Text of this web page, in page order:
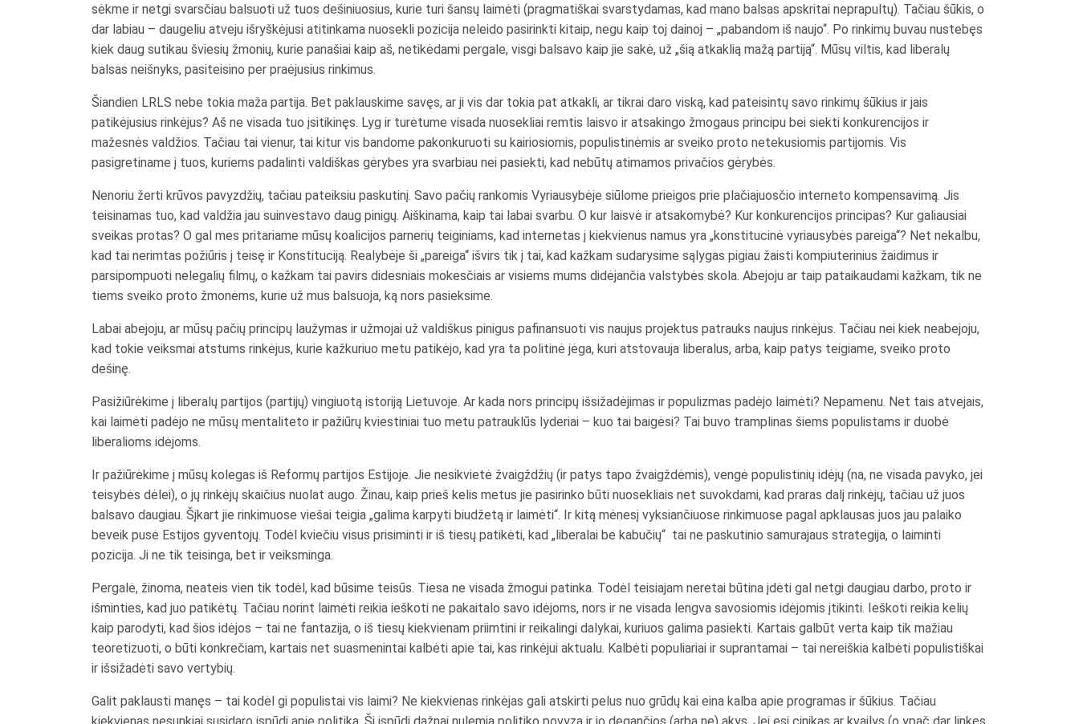
sėkme ir netgi svarsčiau balsuoti už tuos dešiniuosius, kurie turi šansų laimėti (pragmatiškai svarstydamas, kad mano balsas apskritai neprapultų). Tačiau šūkis, o
dar labiau – daugeliu atveju išryškėjusi atitinkama nuosekli pozicija neleido pasirinkti kitaip, negu kaip toj dainoj – „pabandom iš naujo“. Po rinkimų buvau nustebęs
kiek daug sutikau šviesių žmonių, kurie panašiai kaip aš, netikėdami pergale, visgi balsavo kaip jie sakė, už „šią atkaklią mažą partiją“. Mūsų viltis, kad liberalų
balsas neišnyks, pasiteisino per praėjusius rinkimus.
Šiandien LRLS nebe tokia maža partija. Bet paklauskime savęs, ar ji vis dar tokia pat atkakli, ar tikrai daro viską, kad pateisintų savo rinkimų šūkius ir jais
patikėjusius rinkėjus? Aš ne visada tuo įsitikinęs. Lyg ir turėtume visada nuosekliai remtis laisvo ir atsakingo žmogaus principu bei siekti konkurencijos ir
mažesnės valdžios. Tačiau tai vienur, tai kitur vis bandome pakonkuruoti su kairiosiomis, populistinėmis ar sveiko proto netekusiomis partijomis. Vis
pasigretiname į tuos, kuriems padalinti valdiškas gėrybes yra svarbiau nei pasiekti, kad nebūtų atimamos privačios gėrybės.
Nenoriu žerti krūvos pavyzdžių, tačiau pateiksiu paskutinį. Savo pačių rankomis Vyriausybėje siūlome prieigos prie plačiajuosčio interneto kompensavimą. Jis
teisinamas tuo, kad valdžia jau suinvestavo daug pinigų. Aiškinama, kaip tai labai svarbu. O kur laisvė ir atsakomybė? Kur konkurencijos principas? Kur galiausiai
sveikas protas? O gal mes pritariame mūsų koalicijos parnerių teiginiams, kad internetas į kiekvienus namus yra „konstitucinė vyriausybės pareiga“? Net nekalbu,
kad tai nerimtas požiūris į teisę ir Konstituciją. Realybėje ši „pareiga“ išvirs tik į tai, kad kažkam sudarysime sąlygas pigiau žaisti kompiuterinius žaidimus ir
parsipompuoti nelegalių filmų, o kažkam tai pavirs didesniais mokesčiais ar visiems mums didėjančia valstybės skola. Abejoju ar taip pataikaudami kažkam, tik ne
tiems sveiko proto žmonėms, kurie už mus balsuoja, ką nors pasieksime.
Labai abejoju, ar mūsų pačių principų laužymas ir užmojai už valdiškus pinigus pafinansuoti vis naujus projektus patrauks naujus rinkėjus. Tačiau nei kiek neabejoju,
kad tokie veiksmai atstums rinkėjus, kurie kažkuriuo metu patikėjo, kad yra ta politinė jėga, kuri atstovauja liberalus, arba, kaip patys teigiame, sveiko proto
dešinę.
Pasižiūrėkime į liberalų partijos (partijų) vingiuotą istoriją Lietuvoje. Ar kada nors principų išsižadėjimas ir populizmas padėjo laimėti? Nepamenu. Net tais atvejais,
kai laimėti padėjo ne mūsų mentaliteto ir pažiūrų kviestiniai tuo metu patrauklūs lyderiai – kuo tai baigėsi? Tai buvo tramplinas šiems populistams ir duobė
liberalioms idėjoms.
Ir pažiūrėkime į mūsų kolegas iš Reformų partijos Estijoje. Jie nesikvietė žvaigždžių (ir patys tapo žvaigždėmis), vengė populistinių idėjų (na, ne visada pavyko, jei
teisybės dėlei), o jų rinkėjų skaičius nuolat augo. Žinau, kaip prieš kelis metus jie pasirinko būti nuosekliais net suvokdami, kad praras dalį rinkėjų, tačiau už juos
balsavo daugiau. Šįkart jie rinkimuose viešai teigia „galima karpyti biudžetą ir laimėti“. Ir kitą mėnesį vyksiančiuose rinkimuose pagal apklausas juos jau palaiko
beveik pusė Estijos gyventojų. Todėl kviečiu visus prisiminti ir iš tiesų patikėti, kad „liberalai be kabučių“ tai ne paskutinio samurajaus strategija, o laiminti
pozicija. Ji ne tik teisinga, bet ir veiksminga.
Pergalė, žinoma, neateis vien tik todėl, kad būsime teisūs. Tiesa ne visada žmogui patinka. Todėl teisiajam neretai būtina įdėti gal netgi daugiau darbo, proto ir
išminties, kad juo patikėtų. Tačiau norint laimėti reikia ieškoti ne pakaitalo savo idėjoms, nors ir ne visada lengva savosiomis idėjomis įtikinti. Ieškoti reikia kelių
kaip parodyti, kad šios idėjos – tai ne fantazija, o iš tiesų kiekvienam priimtini ir reikalingi dalykai, kuriuos galima pasiekti. Kartais galbūt verta kaip tik mažiau
teoretizuoti, o būti konkrečiam, kartais net suasmenintai kalbėti apie tai, kas rinkėjui aktualu. Kalbėti populiariai ir suprantamai – tai nereiškia kalbėti populistiškai
ir išsižadėti savo vertybių.
Galit paklausti manęs – tai kodėl gi populistai vis laimi? Ne kiekvienas rinkėjas gali atskirti pelus nuo grūdų kai eina kalba apie programas ir šūkius. Tačiau